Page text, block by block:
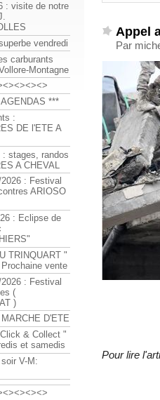
Appel
Par
Pour lire
: visite de notre
vendredi
carburants
Montagne
***
:
DE l'ETE A
: stages, randos
A CHEVAL
: Festival
ARIOSO
: Eclipse de
TRINQUART "
vente
: Festival
(
)
D'ETE
& Collect "
et samedis
V-M: